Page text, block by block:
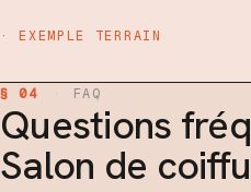
· EXEMPLE TERRAIN
§ 04 · FAQ
Questions
Salon de